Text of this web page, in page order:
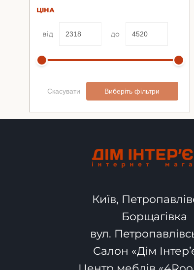
ЦІНА
від до
Скасувати Виберіть фільтри
Київ,
Борщагівка
вул.
Салон «Дім